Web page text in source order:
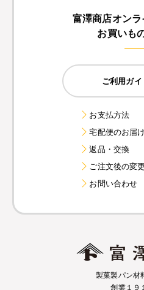
富澤商店オン
お買いも
ご利用ガイ
お支払方法
宅配便のお届け
返品・交換
ご注文後の変
お問い合わせ
製菓製パン材
創業１９